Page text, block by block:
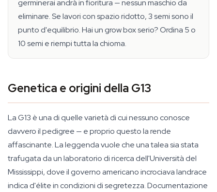
germinerai andrà in fioritura — nessun maschio da
eliminare. Se lavori con spazio ridotto, 3 semi sono il
punto d'equilibrio. Hai un grow box serio? Ordina 5 o
10 semi e riempi tutta la chioma.
Genetica e origini della G13
La G13 è una di quelle varietà di cui nessuno conosce
davvero il pedigree — e proprio questo la rende
affascinante. La leggenda vuole che una talea sia stata
trafugata da un laboratorio di ricerca dell'Università del
Mississippi, dove il governo americano incrociava landrace
indica d'élite in condizioni di segretezza. Documentazione